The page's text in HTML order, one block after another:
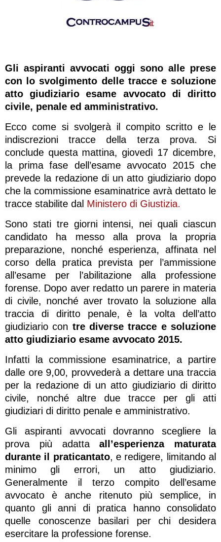
Gli aspiranti avvocati oggi sono alle prese
con lo svolgimento delle tracce e soluzione
atto giudiziario esame avvocato di diritto
civile, penale ed amministrativo.
Ecco come si svolgerà il compito scritto e le
indiscrezioni tracce della terza prova. Si
conclude questa mattina, giovedì 17 dicembre,
la prima fase dell’esame avvocato 2015 che
prevede la redazione di un atto giudiziario dopo
che la commissione esaminatrice avrà dettato le
tracce stabilite dal Ministero di Giustizia.
Sono stati tre giorni intensi, nei quali ciascun
candidato ha messo alla prova la propria
preparazione, nonché esperienza, affinata nel
corso della pratica prevista per l’ammissione
all’esame per l’abilitazione alla professione
forense. Dopo aver redatto un parere in materia
di civile, nonché aver trovato la soluzione alla
traccia di diritto penale, è la volta dell’atto
giudiziario con tre diverse tracce e soluzione
atto giudiziario esame avvocato 2015.
Infatti la commissione esaminatrice, a partire
dalle ore 9,00, provvederà a dettare una traccia
per la redazione di un atto giudiziario di diritto
civile, nonché altre due tracce per gli atti
giudiziari di diritto penale e amministrativo.
Gli aspiranti avvocati dovranno scegliere la
prova più adattaall’esperienza maturata
durante il praticantato, e redigere, limitando al
minimo gli errori, un atto giudiziario.
Generalmente il terzo compito dell’esame
avvocato è anche ritenuto più semplice, in
quanto gli anni di pratica hanno consolidato
quelle conoscenze basilari per chi desidera
esercitare la professione forense.